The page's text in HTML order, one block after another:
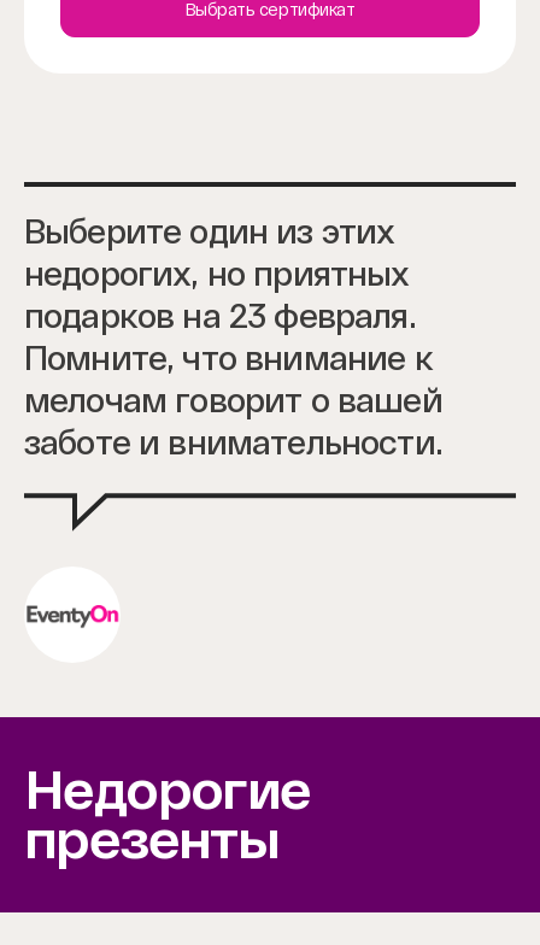
Выбрать сертификат
Выберите один из этих
недорогих, но приятных
подарков на 23 февраля.
Помните, что внимание к
мелочам говорит о вашей
заботе и внимательности.
Недорогие
презенты